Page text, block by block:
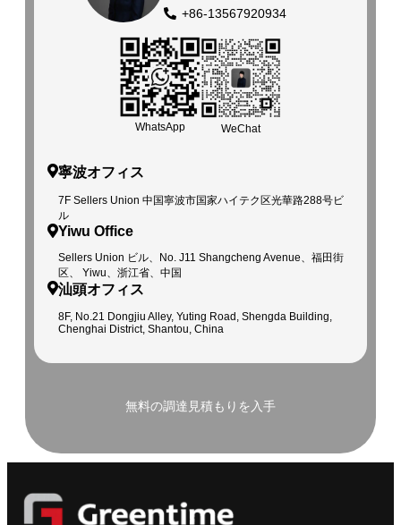
+86-13567920934
WhatsApp WeChat
寧波オフィス
7F Sellers Union 中国寧波市国家ハイテク区光華路288号ビ
ル
Yiwu Office
Sellers Union ビル、No. J11 Shangcheng Avenue、福田街
区、 Yiwu、浙江省、中国
汕頭オフィス
8F, No.21 Dongjiu Alley, Yuting Road, Shengda Building,
Chenghai District, Shantou, China
無料の調達見積もりを入手